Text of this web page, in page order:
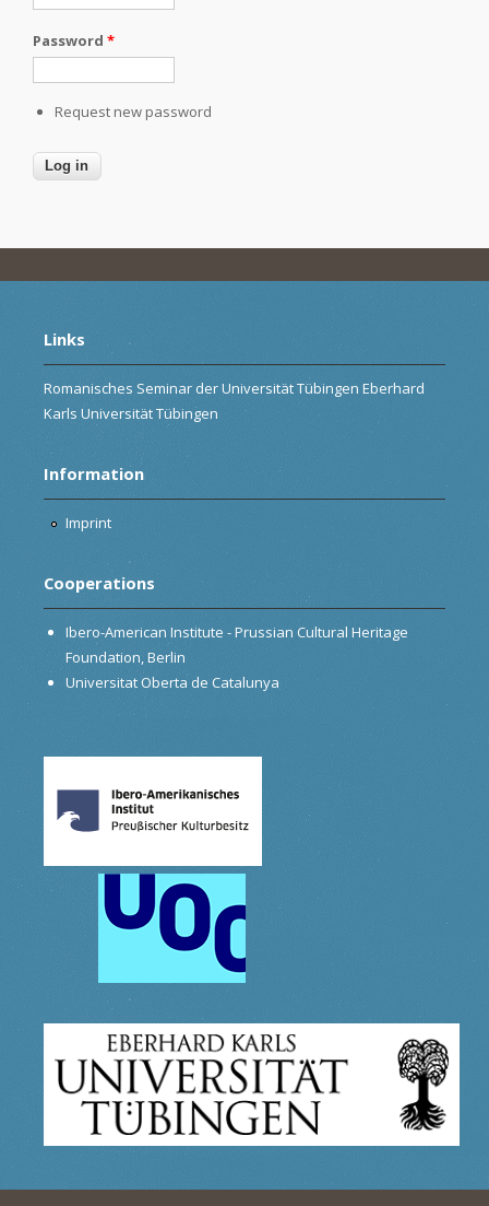
Password *
Request new password
Links
Romanisches Seminar der Universität Tübingen Eberhard
Karls Universität Tübingen
Information
Imprint
Cooperations
Ibero-American Institute - Prussian Cultural Heritage
Foundation, Berlin
Universitat Oberta de Catalunya